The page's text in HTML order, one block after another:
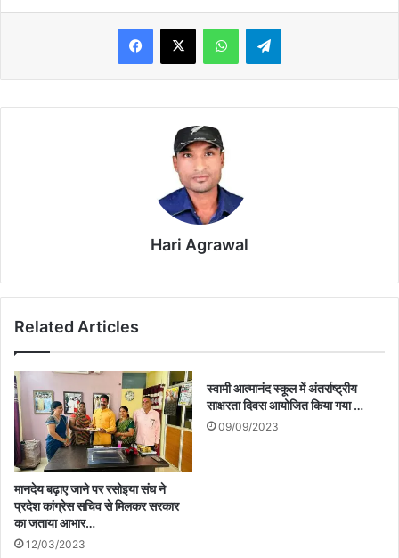
WhatsAppTelegram
Hari Agrawal
Related Articles
मानदेय बढ़ाए जाने पर रसोइया संघ ने
प्रदेश कांग्रेस सचिव से मिलकर सरकार
का जताया आभार…
12/03/2023
स्वामी आत्मानंद स्कूल में अंतर्राष्ट्रीय
साक्षरता दिवस आयोजित किया गया …
09/09/2023